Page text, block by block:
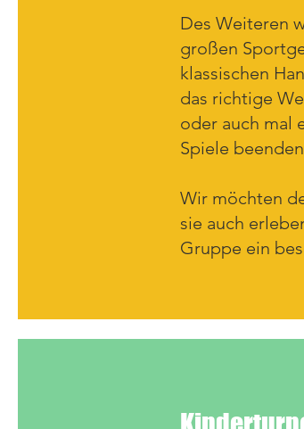
Des Weiteren
großen
klassischen
das richtige
oder auch mal
Spiele
Wir möchten
sie auch
Gruppe ein